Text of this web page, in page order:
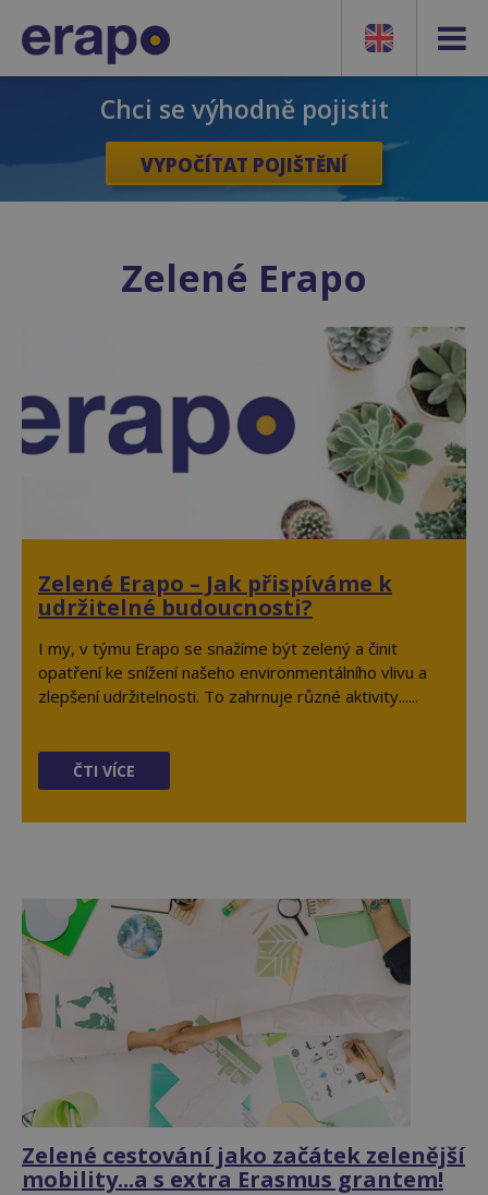
Chci se výhodně pojistit
VYPOČÍTAT POJIŠTĚNÍ
Zelené Erapo
Zelené Erapo – Jak přispíváme k
udržitelné budoucnosti?
I my, v týmu Erapo se snažíme být zelený a činit
opatření ke snížení našeho environmentálního vlivu a
zlepšení udržitelnosti. To zahrnuje různé aktivity......
ČTI VÍCE
Zelené cestování jako začátek zelenější
mobility...a s extra Erasmus grantem!